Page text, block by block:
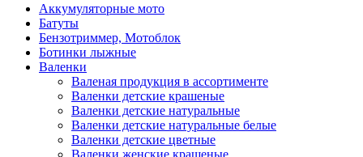
Аккумуляторные мото
Батуты
Бензотриммер, Мотоблок
Ботинки лыжные
Валенки
Валеная продукция в ассортименте
Валенки детские крашеные
Валенки детские натуральные
Валенки детские натуральные белые
Валенки детские цветные
Валенки женские крашеные